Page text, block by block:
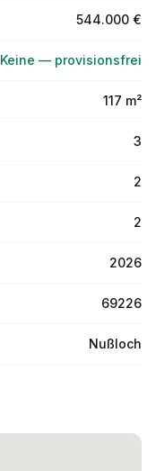
544.000 €
Keine — provisionsfrei
117 m²
3
2
2
2026
69226
Nußloch